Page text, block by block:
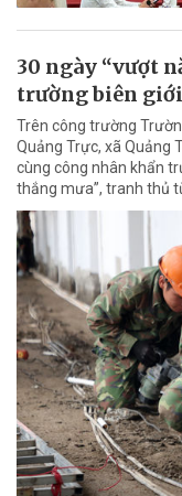
30 ngày “vượt
trường biên
Trên công trường
Quảng Trực, xã Quảng
cùng công nhân khẩn
thắng mưa”, tranh thủ